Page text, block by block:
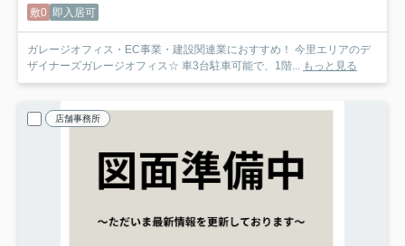
敷0 即入居可
ガレージオフィス・EC事業・建設関連業におすすめ！ 今里エリアのデ
ザイナーズガレージオフィス☆ 車3台駐車可能で、1階... もっと見る
店舗事務所